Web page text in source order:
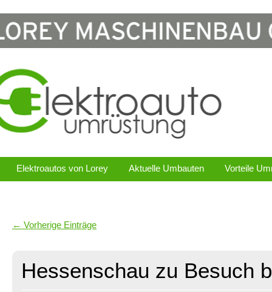
Elektroautos von Lorey Aktuelle Umbauten Vorteile
← Vorherige Einträge
Hessenschau zu Besuch